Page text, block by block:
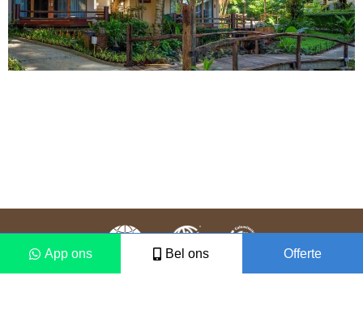
App ons Bel ons Offerte